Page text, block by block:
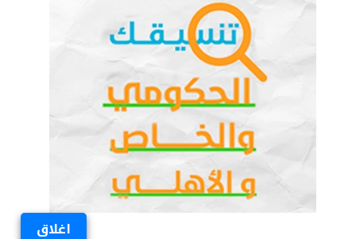
اغلاق
يوفر موقع «شبابيك» رابط تحميل نماذج امتحانات
شهر إبريل قطر الندى للصف الثالث الابتدائي دين